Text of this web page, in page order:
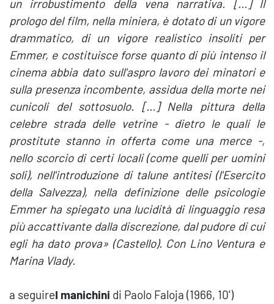
un irrobustimento della vena narrativa. [...] Il
prologo del film, nella miniera, è dotato di un vigore
drammatico, di un vigore realistico insoliti per
Emmer, e costituisce forse quanto di più intenso il
cinema abbia dato sull'aspro lavoro dei minatori e
sulla presenza incombente, assidua della morte nei
cunicoli del sottosuolo. [...] Nella pittura della
celebre strada delle vetrine - dietro le quali le
prostitute stanno in offerta come una merce -,
nello scorcio di certi locali (come quelli per uomini
soli), nell'introduzione di talune antitesi (l'Esercito
della Salvezza), nella definizione delle psicologie
Emmer ha spiegato una lucidità di linguaggio resa
più accattivante dalla discrezione, dal pudore di cui
egli ha dato prova» (Castello). Con Lino Ventura e
Marina Vlady.
a seguireI manichini di Paolo Faloja (1966, 10')